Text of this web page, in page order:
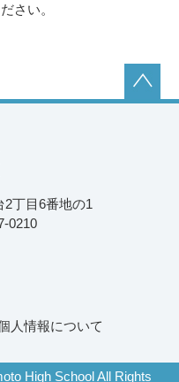
さい。
2丁目6番地の1
0210
人情報について
High School All Rights